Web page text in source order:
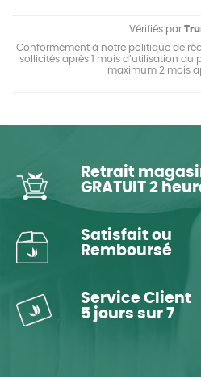
Vérifiés par
Conformément à notre politique de
sollicités après 1 mois d’utilisation du
maximum 2 mois
Retrait
GRATUIT 2
Satisfait ou
Remboursé
Service Client
5 jours sur 7